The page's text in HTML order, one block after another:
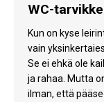
WC-
Kun on kyse
vain
Se ei ehkä ole
ja rahaa. Mutta
ilman, että